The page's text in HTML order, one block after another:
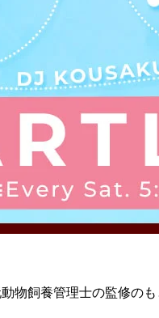
物飼養管理士の監修の